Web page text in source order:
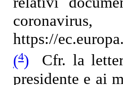
https://
(4) Cfr. la
presidente e ai